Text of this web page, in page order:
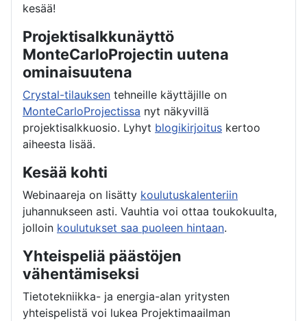
kesää!
Projektisalkkunäyttö
MonteCarloProjectin uutena
ominaisuutena
Crystal-tilauksen tehneille käyttäjille on
MonteCarloProjectissa nyt näkyvillä
projektisalkkuosio. Lyhyt blogikirjoitus kertoo
aiheesta lisää.
Kesää kohti
Webinaareja on lisätty koulutuskalenteriin
juhannukseen asti. Vauhtia voi ottaa toukokuulta,
jolloin koulutukset saa puoleen hintaan.
Yhteispeliä päästöjen
vähentämiseksi
Tietotekniikka- ja energia-alan yritysten
yhteispelistä voi lukea Projektimaailman